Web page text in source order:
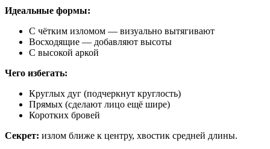
Идеальные формы:
С чётким изломом — визуально вытягивают
Восходящие — добавляют высоты
С высокой аркой
Чего избегать:
Круглых дуг (подчеркнут круглость)
Прямых (сделают лицо ещё шире)
Коротких бровей
Секрет: излом ближе к центру, хвостик средней длины.